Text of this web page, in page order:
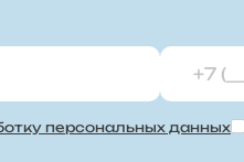
персональных данных